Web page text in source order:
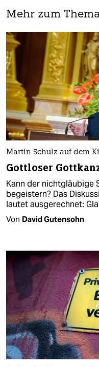
Mehr zum
Martin Schulz auf dem
Gottloser
Kann der nichtgläubige
begeistern? Das
lautet ausgerechnet:
Von David Gutensohn